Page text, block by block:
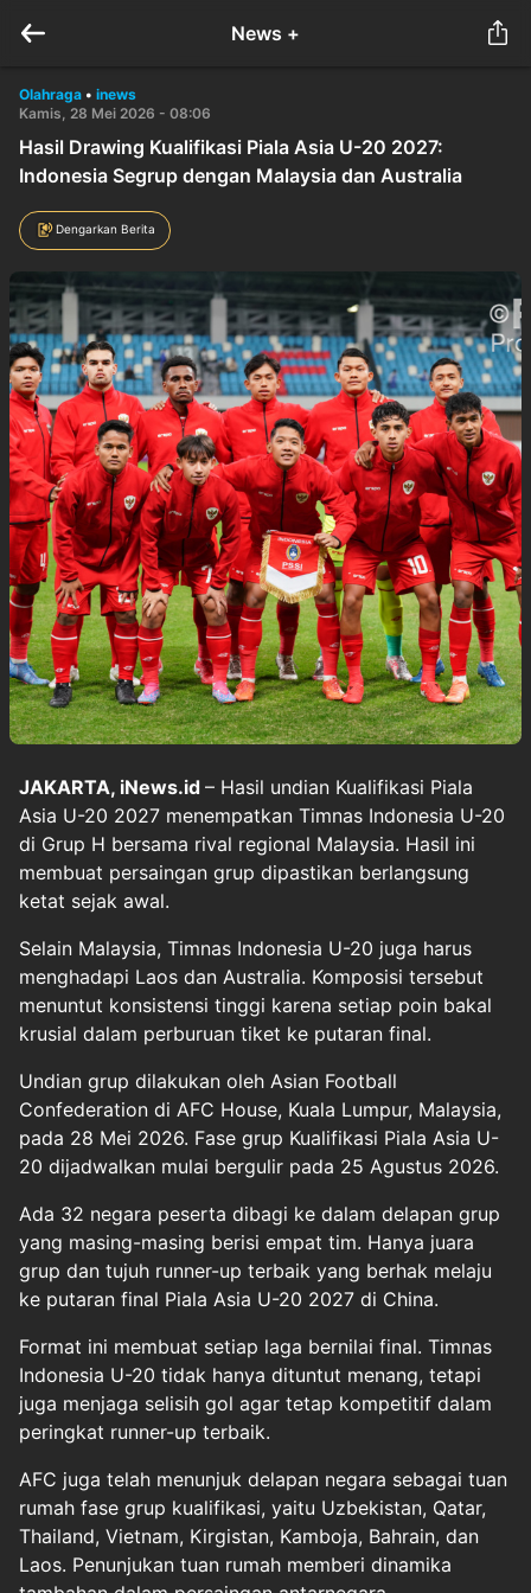
News +
Olahraga • inews
Kamis, 28 Mei 2026 - 08:06
Hasil Drawing Kualifikasi Piala Asia U-20 2027:
Indonesia Segrup dengan Malaysia dan Australia
Dengarkan Berita
JAKARTA, iNews.id – Hasil undian Kualifikasi Piala
Asia U-20 2027 menempatkan Timnas Indonesia U-20
di Grup H bersama rival regional Malaysia. Hasil ini
membuat persaingan grup dipastikan berlangsung
ketat sejak awal.
Selain Malaysia, Timnas Indonesia U-20 juga harus
menghadapi Laos dan Australia. Komposisi tersebut
menuntut konsistensi tinggi karena setiap poin bakal
krusial dalam perburuan tiket ke putaran final.
Undian grup dilakukan oleh Asian Football
Confederation di AFC House, Kuala Lumpur, Malaysia,
pada 28 Mei 2026. Fase grup Kualifikasi Piala Asia U-
20 dijadwalkan mulai bergulir pada 25 Agustus 2026.
Ada 32 negara peserta dibagi ke dalam delapan grup
yang masing-masing berisi empat tim. Hanya juara
grup dan tujuh runner-up terbaik yang berhak melaju
ke putaran final Piala Asia U-20 2027 di China.
Format ini membuat setiap laga bernilai final. Timnas
Indonesia U-20 tidak hanya dituntut menang, tetapi
juga menjaga selisih gol agar tetap kompetitif dalam
peringkat runner-up terbaik.
AFC juga telah menunjuk delapan negara sebagai tuan
rumah fase grup kualifikasi, yaitu Uzbekistan, Qatar,
Thailand, Vietnam, Kirgistan, Kamboja, Bahrain, dan
Laos. Penunjukan tuan rumah memberi dinamika